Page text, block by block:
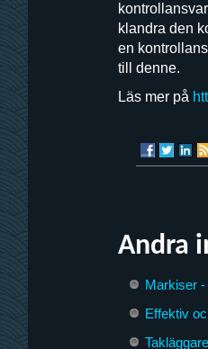
klandra den
en
till denne.
Läs mer på
Andra
Markiser
Effektiv